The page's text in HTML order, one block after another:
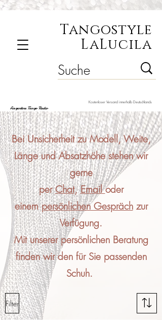
Tangostyle
LaLucila
Kostenloser Versand innerhalb Deutschlands
Argentine Tango Radio
Bei Unsicherheit zu Modell, Weite,
Länge und Absatzhöhe stehen wir
gerne
perChat,Emailoder
einempersönlichen Gesprächzur
Verfügung.
Mit unserer persönlichen Beratung
finden wir den für Sie passenden
Schuh.
Filter